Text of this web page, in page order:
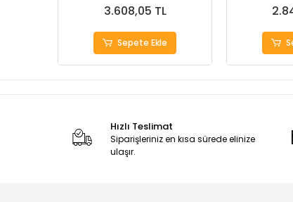
Adet
3.608,05 TL
Sepete Ekle
Hızlı Teslimat
Siparişleriniz en kısa sürede elinize
ulaşır.